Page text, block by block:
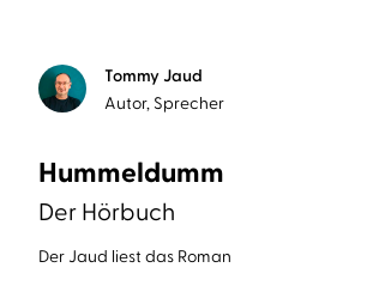
Tommy Jaud
Autor, Sprecher
Hummeldumm
Der Hörbuch
Der Jaud liest das Roman